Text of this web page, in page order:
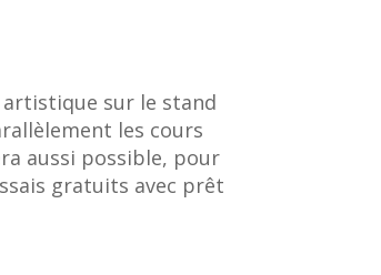
sur le stand
les cours
aussi possible, pour
gratuits avec prêt